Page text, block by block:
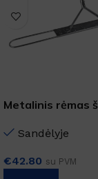
Metalinis rėmas
Sandėlyje
€42.80 su PVM